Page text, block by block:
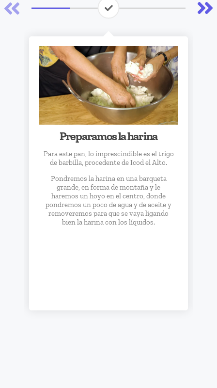
Preparamos la harina
Para este pan, lo imprescindible es el trigo
de barbilla, procedente de Icod el Alto.
Pondremos la harina en una barqueta
grande, en forma de montaña y le
haremos un hoyo en el centro, donde
pondremos un poco de agua y de aceite y
removeremos para que se vaya ligando
bien la harina con los líquidos.